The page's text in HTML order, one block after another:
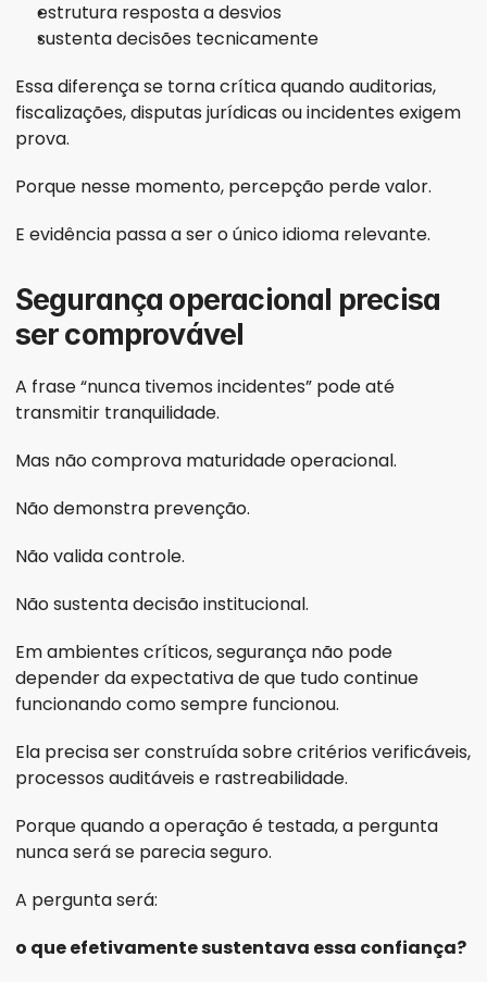
estrutura resposta a desvios
sustenta decisões tecnicamente
Essa diferença se torna crítica quando auditorias,
fiscalizações, disputas jurídicas ou incidentes exigem
prova.
Porque nesse momento, percepção perde valor.
E evidência passa a ser o único idioma relevante.
Segurança operacional precisa
ser comprovável
A frase “nunca tivemos incidentes” pode até
transmitir tranquilidade.
Mas não comprova maturidade operacional.
Não demonstra prevenção.
Não valida controle.
Não sustenta decisão institucional.
Em ambientes críticos, segurança não pode
depender da expectativa de que tudo continue
funcionando como sempre funcionou.
Ela precisa ser construída sobre critérios verificáveis,
processos auditáveis e rastreabilidade.
Porque quando a operação é testada, a pergunta
nunca será se parecia seguro.
A pergunta será:
o que efetivamente sustentava essa confiança?